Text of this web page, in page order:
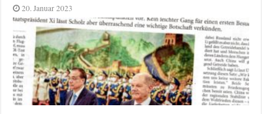
20. Januar 2023